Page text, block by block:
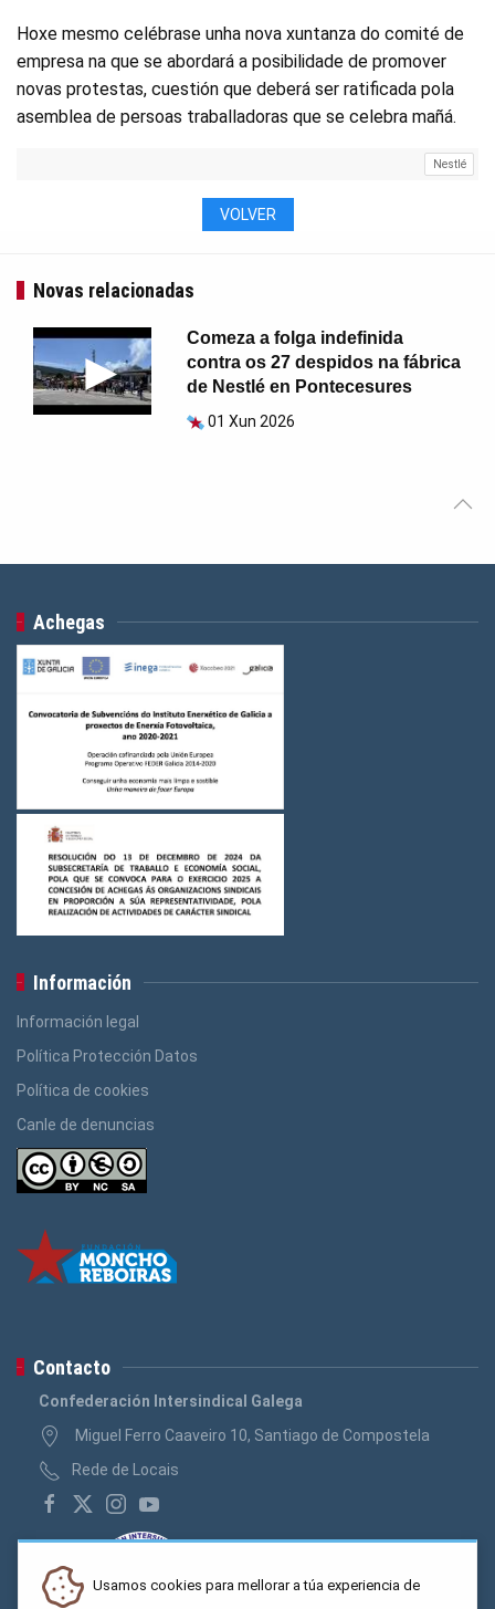
Hoxe mesmo celébrase unha nova xuntanza do comité de
empresa na que se abordará a posibilidade de promover
novas protestas, cuestión que deberá ser ratificada pola
asemblea de persoas traballadoras que se celebra mañá.
Nestlé
VOLVER
Novas relacionadas
Comeza a folga indefinida
contra os 27 despidos na fábrica
de Nestlé en Pontecesures
01 Xun 2026
Achegas
Información
Información legal
Política Protección Datos
Política de cookies
Canle de denuncias
Contacto
Confederación Intersindical Galega
Miguel Ferro Caaveiro 10, Santiago de Compostela
Rede de Locais
Usamos cookies para mellorar a túa experiencia de